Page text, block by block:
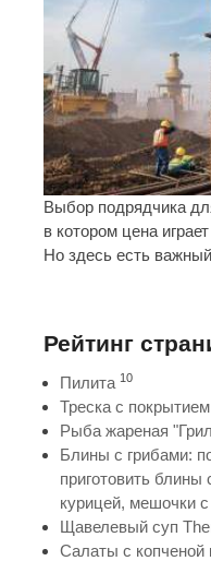
Выбор подрядчика
в котором цена
Но здесь есть
Рейтинг
Пилита 10
Треска с покрытием
Рыба жареная
Блины с грибами:
приготовить
курицей, мешочки
Щавелевый суп
Салаты с копченой